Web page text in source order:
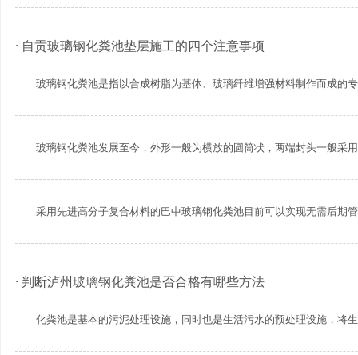
在安装绵阳玻璃钢化粪池时可能遇到这些难题
使用成都玻璃钢化粪池的七大好处你都记住了吗？
· 自贡玻璃钢化粪池垫层施工的四个注意事项
玻璃钢化粪池是指以合成树脂为基体、玻璃纤维增强材料制作而成的
玻璃钢化粪池发展至今，外形一般为横放的圆筒状，两端封头一般采
采用先进高分子复合材料的巴中玻璃钢化粪池目前可以实现无需后期
· 判断泸州玻璃钢化粪池是否合格有哪些方法
化粪池是基本的污泥处理设施，同时也是生活污水的预处理设施，将